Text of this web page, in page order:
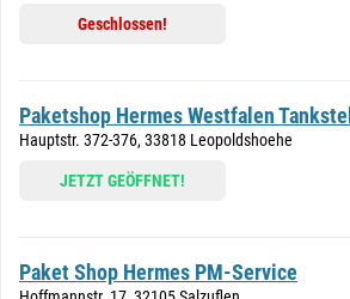
Geschlossen!
Paketshop Hermes Westfalen
Hauptstr. 372-376, 33818 Leopoldshoehe
JETZT GEÖFFNET!
Paket Shop Hermes PM-Service